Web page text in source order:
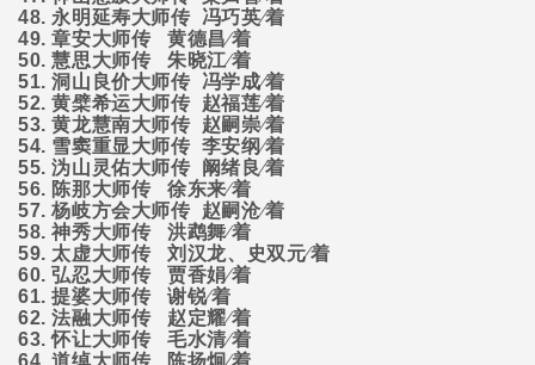
48. 永明延寿大师传
冯巧英∕着
49.章安大师传
黄德昌∕着
50.慧思大师传
朱晓江∕着
51.洞山良价大师传
冯学成∕着
52.黄檗希运大师传
赵福莲∕着
53.黄龙慧南大师传
赵嗣崇∕着
54. 雪窦重显大师传 李安纲∕着
55.沩山灵佑大师传
阚绪良∕着
56. 陈那大师传
徐东来∕着
57.杨岐方会大师传
赵嗣沧∕着
58.神秀大师传
洪鹉舞∕着
59. 太虚大师传
刘汉龙、史双元∕着
60.弘忍大师传
贾香娟∕着
61.提婆大师传
谢锐∕着
62.法融大师传
赵定耀∕着
63.怀让大师传
毛水清∕着
64.道绰大师传
陈扬炯∕着